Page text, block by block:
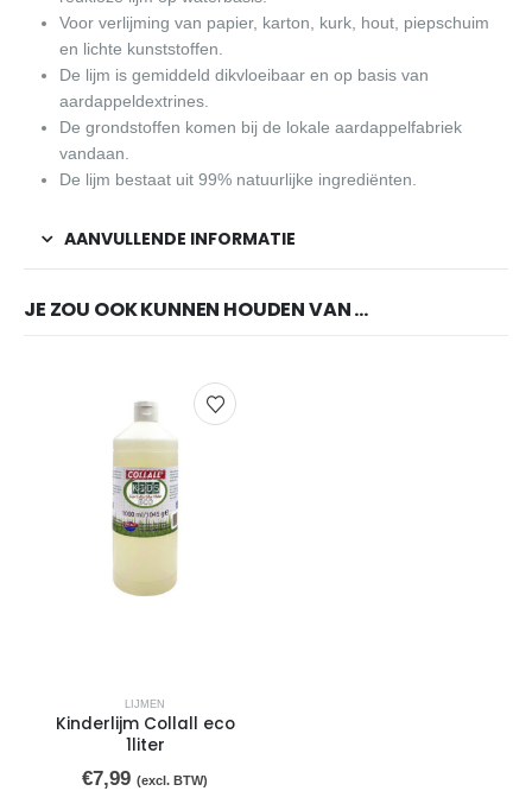
Voor verlijming van papier, karton, kurk, hout, piepschuim
en lichte kunststoffen.
De lijm is gemiddeld dikvloeibaar en op basis van
aardappeldextrines.
De grondstoffen komen bij de lokale aardappelfabriek
vandaan.
De lijm bestaat uit 99% natuurlijke ingrediënten.
AANVULLENDE INFORMATIE
JE ZOU OOK KUNNEN HOUDEN VAN …
LIJMEN
Kinderlijm Collall eco
1liter
€7,99 (excl. BTW)